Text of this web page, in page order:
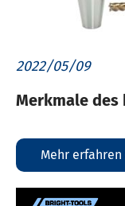
2022/05/09
Merkmale des
Mehr erfahren